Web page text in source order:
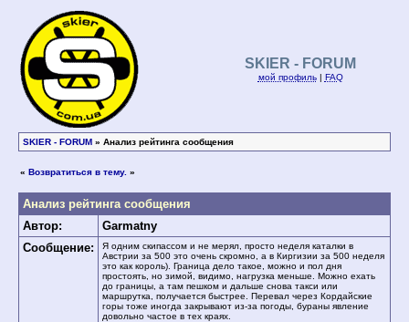
SKIER - FORUM
мой профиль| FAQ
SKIER - FORUM » Анализ рейтинга сообщения
« Возвратиться в тему. »
Анализ рейтинга сообщения
Автор:
Garmatny
Сообщение:
Я одним скипассом и не мерял, просто неделя каталки в
Австрии за 500 это очень скромно, а в Киргизии за 500 неделя
это как король). Граница дело такое, можно и пол дня
простоять, но зимой, видимо, нагрузка меньше. Можно ехать
до границы, а там пешком и дальше снова такси или
маршрутка, получается быстрее. Перевал через Кордайские
горы тоже иногда закрывают из-за погоды, бураны явление
довольно частое в тех краях.